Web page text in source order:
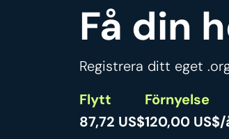
Få din
Registrera ditt eget
Flytt
87,72 US$
Förnyelse
120,00